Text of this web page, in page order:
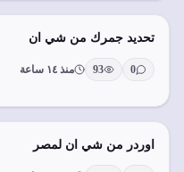
تحديد جمرك من شي ان
0
93 منذ ١٤ ساعة
اوردر من شي ان لمصر